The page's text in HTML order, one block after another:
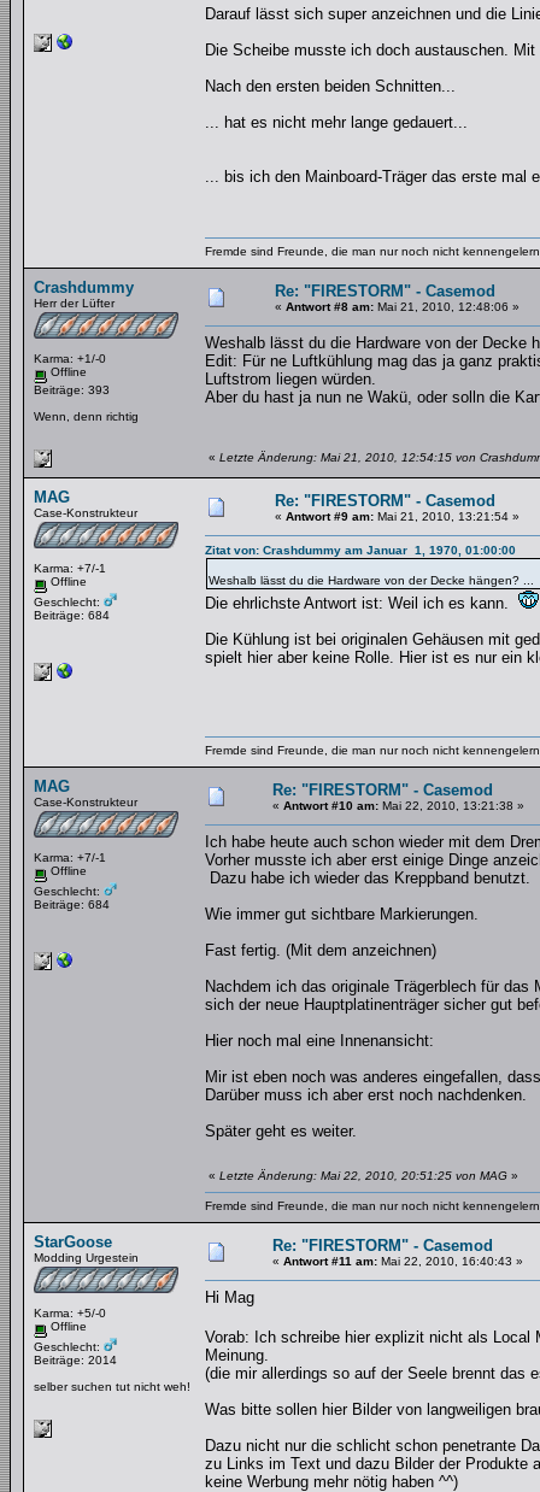
Darauf lässt sich super anzeichnen und die
Die Scheibe musste ich doch austauschen.
Nach den ersten beiden Schnitten...
... hat es nicht mehr lange gedauert...
... bis ich den Mainboard-Träger das erste mal
Fremde sind Freunde, die man nur noch nicht
Crashdummy
Herr der Lüfter
Karma: +1/-0
Offline
Beiträge: 393
Wenn, denn richtig
Re: "FIRESTORM" - Casemod
« Antwort #8 am: Mai 21, 2010, 12:48:06 »
Weshalb lässt du die Hardware von der Decke
Edit: Für ne Luftkühlung mag das ja ganz
Luftstrom liegen würden.
Aber du hast ja nun ne Wakü, oder solln die
« Letzte Änderung: Mai 21, 2010, 12:54:15 von
MAG
Case-Konstrukteur
Karma: +7/-1
Offline
Geschlecht:
Beiträge: 684
Re: "FIRESTORM" - Casemod
« Antwort #9 am: Mai 21, 2010, 13:21:54 »
Zitat von: Crashdummy am Januar 1, 1970, 01:00:00
Weshalb lässt du die Hardware von der Decke hängen? ...
Die ehrlichste Antwort ist: Weil ich es kann.
Die Kühlung ist bei originalen Gehäusen mit
spielt hier aber keine Rolle. Hier ist es nur ein
Fremde sind Freunde, die man nur noch nicht
MAG
Case-Konstrukteur
Karma: +7/-1
Offline
Geschlecht:
Beiträge: 684
Re: "FIRESTORM" - Casemod
« Antwort #10 am: Mai 22, 2010, 13:21:38 »
Ich habe heute auch schon wieder mit dem
Vorher musste ich aber erst einige Dinge
Dazu habe ich wieder das Kreppband benutzt.
Wie immer gut sichtbare Markierungen.
Fast fertig. (Mit dem anzeichnen)
Nachdem ich das originale Trägerblech für
sich der neue Hauptplatinenträger sicher gut
Hier noch mal eine Innenansicht:
Mir ist eben noch was anderes eingefallen,
Darüber muss ich aber erst noch nachdenken.
Später geht es weiter.
« Letzte Änderung: Mai 22, 2010, 20:51:25 von MAG »
Fremde sind Freunde, die man nur noch nicht
StarGoose
Modding Urgestein
Karma: +5/-0
Offline
Geschlecht:
Beiträge: 2014
selber suchen tut nicht weh!
Re: "FIRESTORM" - Casemod
« Antwort #11 am: Mai 22, 2010, 16:40:43 »
Hi Mag
Vorab: Ich schreibe hier explizit nicht als
Meinung.
(die mir allerdings so auf der Seele brennt das
Was bitte sollen hier Bilder von langweiligen
Dazu nicht nur die schlicht schon penetrante
zu Links im Text und dazu Bilder der Produkte
keine Werbung mehr nötig haben ^^)